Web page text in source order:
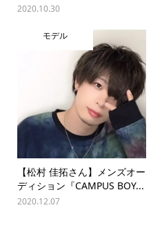
2020.10.30
モデル
【松村 佳拓さん】メンズオー
ディション『CAMPUS BOY...
2020.12.07